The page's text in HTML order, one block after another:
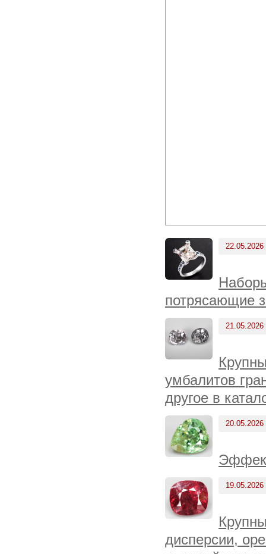
22.05.2026
потрясающие
21.05.2026
умбалитов
другое в
20.05.2026
19.05.2026
дисперсии,